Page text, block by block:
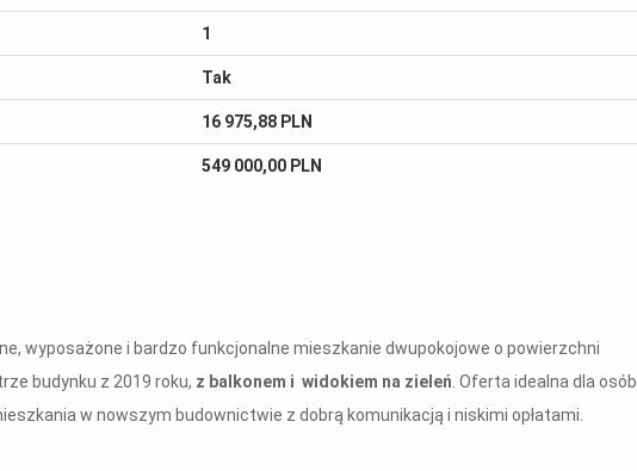
1
Tak
16 975,88 PLN
549 000,00 PLN
wyposażone i bardzo funkcjonalne mieszkanie dwupokojowe o powierzchni
budynku z 2019 roku, z balkonem i widokiem na zieleń . Oferta idealna dla osób
w nowszym budownictwie z dobrą komunikacją i niskimi opłatami.